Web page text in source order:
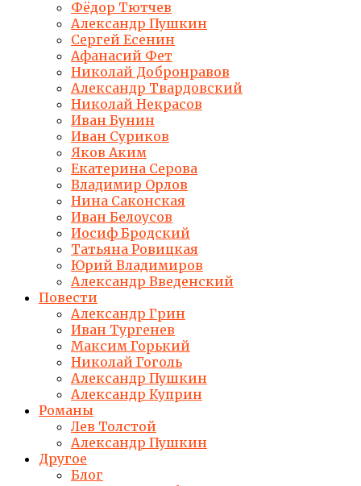
Фёдор Тютчев
Александр Пушкин
Сергей Есенин
Афанасий Фет
Николай Добронравов
Александр Твардовский
Николай Некрасов
Иван Бунин
Иван Суриков
Яков Аким
Екатерина Серова
Владимир Орлов
Нина Саконская
Иван Белоусов
Иосиф Бродский
Татьяна Ровицкая
Юрий Владимиров
Александр Введенский
Повести
Александр Грин
Иван Тургенев
Максим Горький
Николай Гоголь
Александр Пушкин
Александр Куприн
Романы
Лев Толстой
Александр Пушкин
Другое
Блог